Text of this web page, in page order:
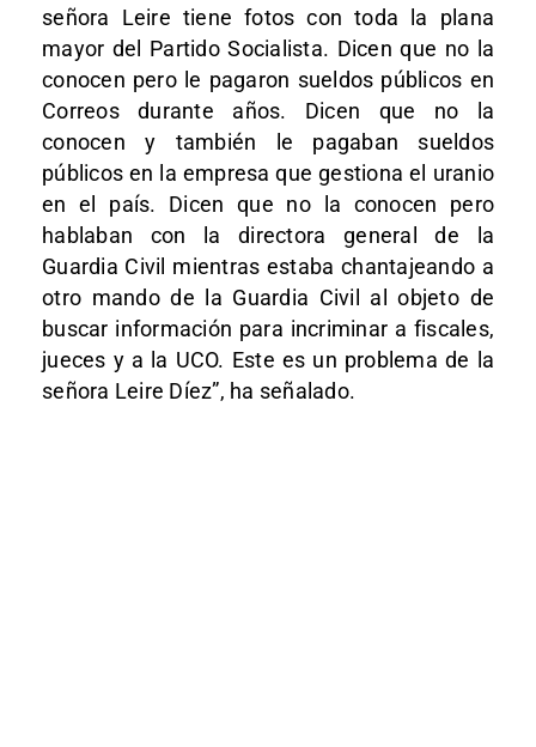
señora Leire tiene fotos con toda la plana
mayor del Partido Socialista. Dicen que no la
conocen pero le pagaron sueldos públicos en
Correos durante años. Dicen que no la
conocen y también le pagaban sueldos
públicos en la empresa que gestiona el uranio
en el país. Dicen que no la conocen pero
hablaban con la directora general de la
Guardia Civil mientras estaba chantajeando a
otro mando de la Guardia Civil al objeto de
buscar información para incriminar a fiscales,
jueces y a la UCO. Este es un problema de la
señora Leire Díez”, ha señalado.